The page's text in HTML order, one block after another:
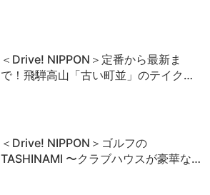
＜Drive! NIPPON＞定番から最新ま
で！飛騨高山「古い町並」のテイク…
＜Drive! NIPPON＞ゴルフの
TASHINAMI 〜クラブハウスが豪華な…